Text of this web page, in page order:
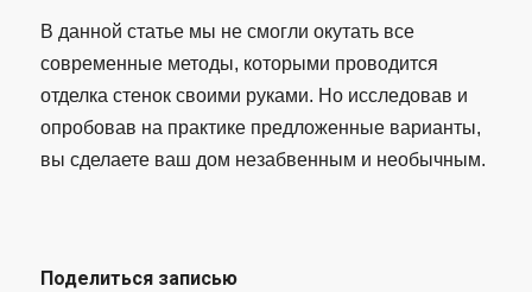
В данной статье мы не смогли окутать все
современные методы, которыми проводится
отделка стенок своими руками. Но исследовав и
опробовав на практике предложенные варианты,
вы сделаете ваш дом незабвенным и необычным.
Поделиться записью